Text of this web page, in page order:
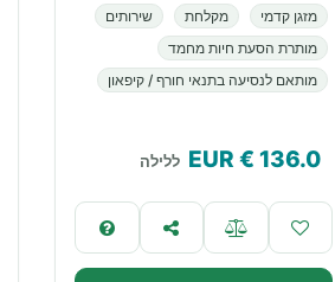
מזגן קדמי מקלחת
שירותים
מותרת הסעת חיות מחמד
מותאם לנסיעה בתנאי חורף / קיפאון
136.0
€ EUR ללילה